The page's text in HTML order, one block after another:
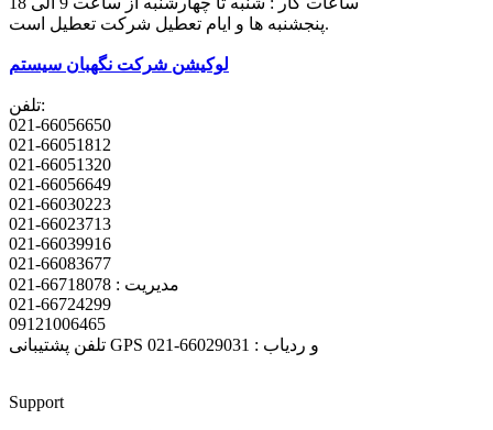
پنجشنبه ها و ایام تعطیل شرکت تعطیل است.
لوکیشن شرکت نگهبان سیستم
تلفن:
021-66056650
021-66051812
021-66051320
021-66056649
021-66030223
021-66023713
021-66039916
021-66083677
مدیریت : 66718078-021
021-66724299
09121006465
تلفن پشتیبانی GPS و ردیاب : 66029031-021
Support